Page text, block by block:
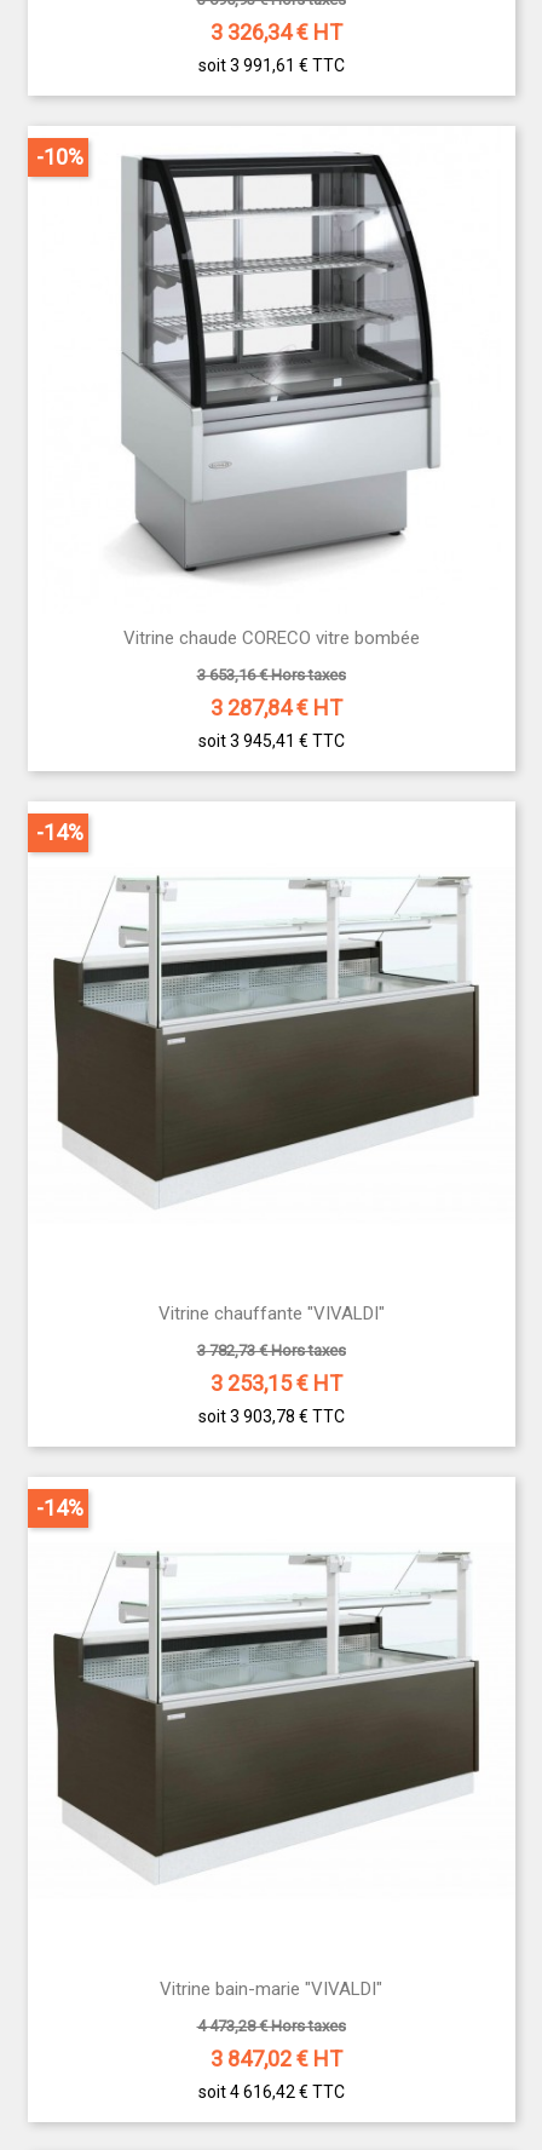
3 326,34€ HT
soit 3 991,61 € TTC
Vitrine chaude CORECO vitre bombée
3 653,16 € Hors taxes
3 287,84€ HT
soit 3 945,41 € TTC
-10%
Vitrine chauffante "VIVALDI"
3 782,73 € Hors taxes
3 253,15€ HT
soit 3 903,78 € TTC
-14%
Vitrine bain-marie "VIVALDI"
4 473,28 € Hors taxes
3 847,02€ HT
soit 4 616,42 € TTC
-14%